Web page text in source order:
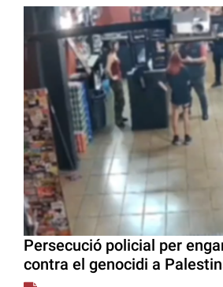
Persecució policial per
contra el genocidi a